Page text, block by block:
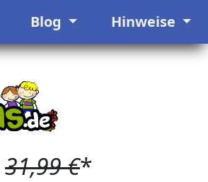
Blog Hinweise
31,99 €*